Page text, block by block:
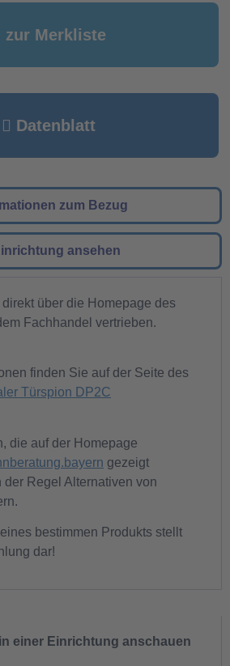
zur Merkliste
Datenblatt
zum Bezug
ansehen
über die Homepage des
Fachhandel vertrieben.
finden Sie auf der Seite des
Türspion DP2C
die auf der Homepage
gezeigt
der Regel Alternativen von
bestimmen Produkts stellt
dar!
einer Einrichtung anschauen